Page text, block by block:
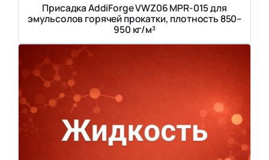
Присадка AddiForge VWZ06 MPR-015 для
эмульсолов горячей прокатки, плотность 850–
950 кг/м³